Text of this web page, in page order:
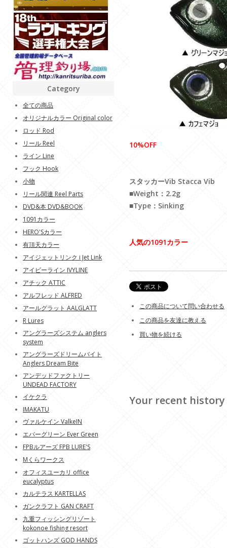
10%OFF
スタッカーVib Stacca Vib
■Weight：2.2g
■Type：Sinking
人気の1091カラー
この商品について問い合わせる
この商品を友達に教える
買い物を続ける
Your recent history
Category
全ての商品
オリジナルカラー Original color
ロッド Rod
リール Reel
ライン Line
フック Hook
小物
リール関連 Reel Parts
DVD&本 DVD&BOOK
1091カラー
HERO'Sカラー
有頂天カラー
アイジェットリンク i Jet Link
アイビーライン IVYLINE
アチック ATTIC
アルフレッド ALFRED
アールグラット AALGLATT
R Lures
アングラーズシステム anglers
system
アングラーズドリームバイト
Anglers Dream Bite
アンデッドファクトリー
UNDEAD FACTORY
イケクラ
IMAKATU
ヴァルケイン ValkeIN
エバーグリーン Ever Green
FPBルアーズ FPB LURE'S
Mくらワークス
オフィスユーカリ office
eucalyptus
カルテラス KARTELLAS
ガンクラフト GAN CRAFT
九重フィッシングリゾート
kokonoe fishing resort
ゴットハンズ GOD HANDS